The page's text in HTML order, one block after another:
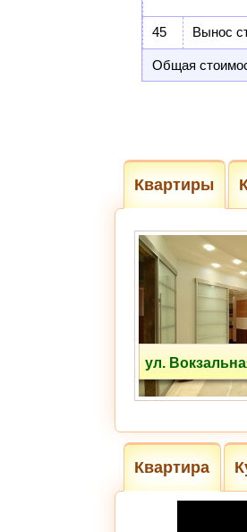
45 Вынос
Общая
Квартиры
ул.
Квартира